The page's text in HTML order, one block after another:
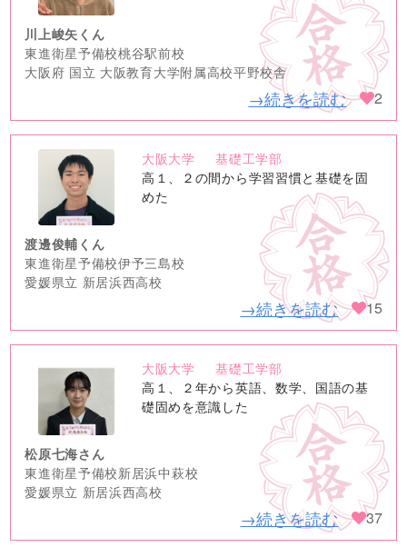
川上峻矢くん
東進衛星予備校桃谷駅前校
大阪府 国立 大阪教育大学附属高校平野校舎
→続きを読む 2
no
image
大阪大学
基礎工学部
高１、２の間から学習習慣と基礎を固
めた
渡邊俊輔くん
東進衛星予備校伊予三島校
愛媛県立 新居浜西高校
→続きを読む 15
no
image
大阪大学
基礎工学部
高１、２年から英語、数学、国語の基
礎固めを意識した
松原七海さん
東進衛星予備校新居浜中萩校
愛媛県立 新居浜西高校
→続きを読む 37